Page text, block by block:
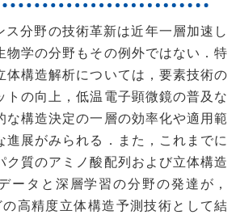
ス分野の技術革新は近年一層加速し
物学の分野もその例外ではない．特
体構造解析については，要素技術の
トの向上，低温電子顕微鏡の普及な
な構造決定の一層の効率化や適用範
進展がみられる．また，これまでに
ク質のアミノ酸配列および立体構造
ータと深層学習の分野の発達が，
の高精度立体構造予測技術として結